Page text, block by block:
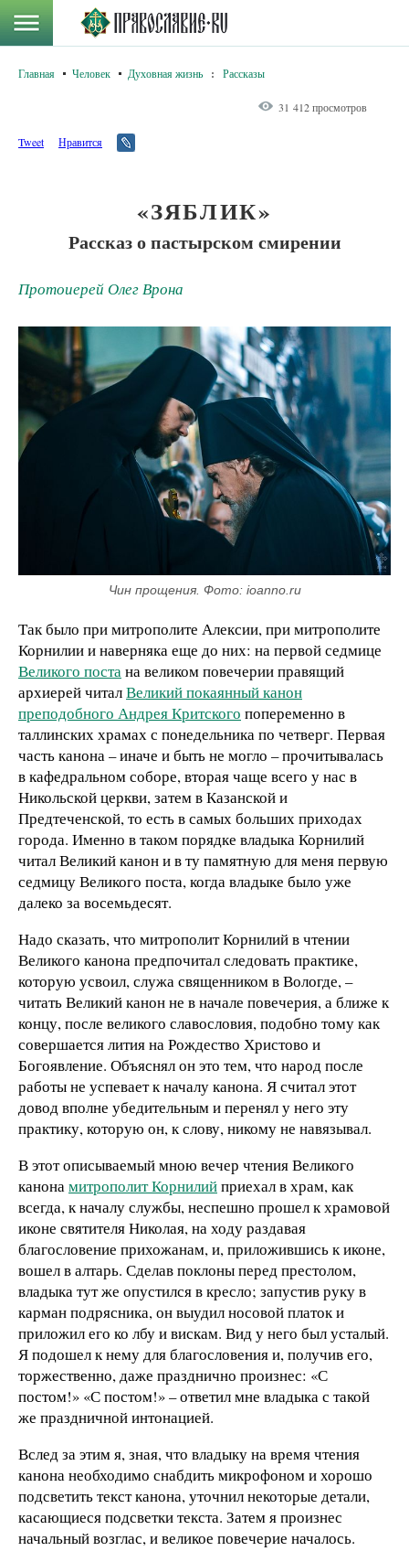
Главная Человек Духовная жизнь : Рассказы
31 412 просмотров
Tweet Нравится
«ЗЯБЛИК»
Рассказ о пастырском смирении
Протоиерей Олег Врона
Чин прощения. Фото: ioanno.ru
Так было при митрополите Алексии, при митрополите
Корнилии и наверняка еще до них: на первой седмице
Великого постана великом повечерии правящий
архиерей читалВеликий покаянный канон
преподобного Андрея Критского попеременно в
таллинских храмах с понедельника по четверг. Первая
часть канона – иначе и быть не могло – прочитывалась
в кафедральном соборе, вторая чаще всего у нас в
Никольской церкви, затем в Казанской и
Предтеченской, то есть в самых больших приходах
города. Именно в таком порядке владыка Корнилий
читал Великий канон и в ту памятную для меня первую
седмицу Великого поста, когда владыке было уже
далеко за восемьдесят.
Надо сказать, что митрополит Корнилий в чтении
Великого канона предпочитал следовать практике,
которую усвоил, служа священником в Вологде, –
читать Великий канон не в начале повечерия, а ближе к
концу, после великого славословия, подобно тому как
совершается лития на Рождество Христово и
Богоявление. Объяснял он это тем, что народ после
работы не успевает к началу канона. Я считал этот
довод вполне убедительным и перенял у него эту
практику, которую он, к слову, никому не навязывал.
В этот описываемый мною вечер чтения Великого
канонамитрополит Корнилийприехал в храм, как
всегда, к началу службы, неспешно прошел к храмовой
иконе святителя Николая, на ходу раздавая
благословение прихожанам, и, приложившись к иконе,
вошел в алтарь. Сделав поклоны перед престолом,
владыка тут же опустился в кресло; запустив руку в
карман подрясника, он выудил носовой платок и
приложил его ко лбу и вискам. Вид у него был усталый.
Я подошел к нему для благословения и, получив его,
торжественно, даже празднично произнес: «С
постом!» «С постом!» – ответил мне владыка с такой
же праздничной интонацией.
Вслед за этим я, зная, что владыку на время чтения
канона необходимо снабдить микрофоном и хорошо
подсветить текст канона, уточнил некоторые детали,
касающиеся подсветки текста. Затем я произнес
начальный возглас, и великое повечерие началось.